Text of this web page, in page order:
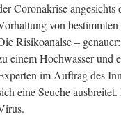
Coronakrise
von
Risikoanalse –
einem Hochwasser und
im Auftrag des
eine Seuche